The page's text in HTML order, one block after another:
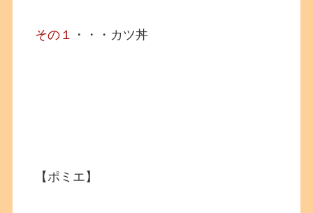
その１ ・・・カツ丼
【ポミエ】